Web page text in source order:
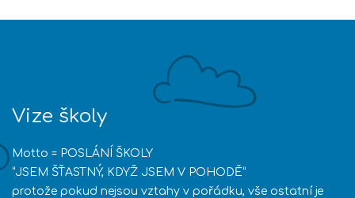
Vize školy
Motto = POSLÁNÍ ŠKOLY
“JSEM ŠŤASTNÝ, KDYŽ JSEM V POHODĚ”
protože pokud nejsou vztahy v pořádku, vše ostatní je